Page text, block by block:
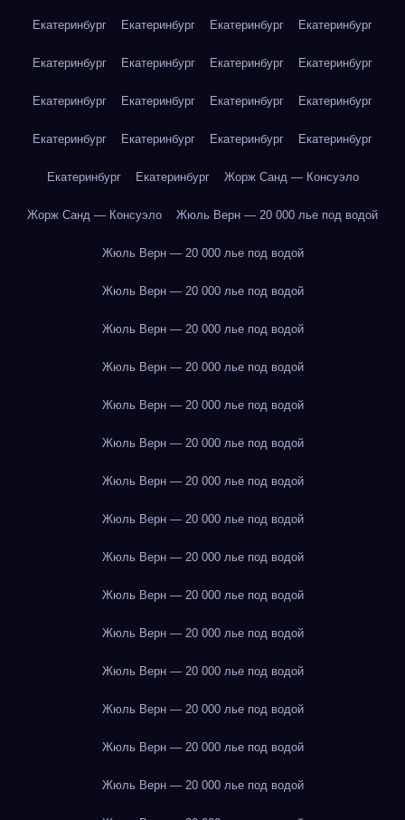
Екатеринбург Екатеринбург Екатеринбург Екатеринбург
Екатеринбург Екатеринбург Екатеринбург Екатеринбург
Екатеринбург Екатеринбург Екатеринбург Екатеринбург
Екатеринбург Екатеринбург Екатеринбург Екатеринбург
Екатеринбург Екатеринбург Жорж Санд — Консуэло
Жорж Санд — Консуэло Жюль Верн — 20 000 лье под водой
Жюль Верн — 20 000 лье под водой
Жюль Верн — 20 000 лье под водой
Жюль Верн — 20 000 лье под водой
Жюль Верн — 20 000 лье под водой
Жюль Верн — 20 000 лье под водой
Жюль Верн — 20 000 лье под водой
Жюль Верн — 20 000 лье под водой
Жюль Верн — 20 000 лье под водой
Жюль Верн — 20 000 лье под водой
Жюль Верн — 20 000 лье под водой
Жюль Верн — 20 000 лье под водой
Жюль Верн — 20 000 лье под водой
Жюль Верн — 20 000 лье под водой
Жюль Верн — 20 000 лье под водой
Жюль Верн — 20 000 лье под водой